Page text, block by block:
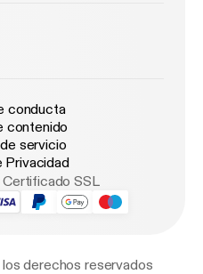
conducta
contenido
servicio
Privacidad
Certificado SSL
derechos reservados